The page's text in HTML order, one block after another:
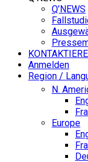
Q’NEWS
Anmelden
Region /
N.
Europe